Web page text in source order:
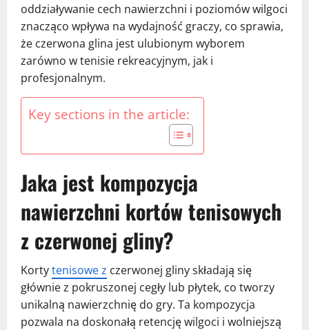
oddziaływanie cech nawierzchni i poziomów wilgoci
znacząco wpływa na wydajność graczy, co sprawia,
że czerwona glina jest ulubionym wyborem
zarówno w tenisie rekreacyjnym, jak i
profesjonalnym.
Key sections in the article:
Jaka jest kompozycja
nawierzchni kortów tenisowych
z czerwonej gliny?
Kortytenisowe z czerwonej gliny składają się
głównie z pokruszonej cegły lub płytek, co tworzy
unikalną nawierzchnię do gry. Ta kompozycja
pozwala na doskonałą retencję wilgoci i wolniejszą